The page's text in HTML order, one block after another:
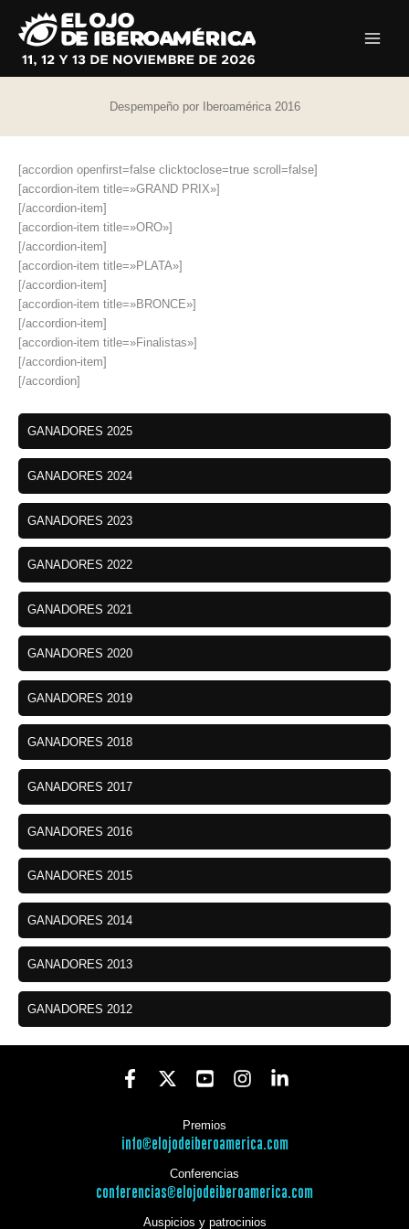
contenido
Despempeño por Iberoamérica 2016
[accordion openfirst=false clicktoclose=true scroll=false]
[accordion-item title=»GRAND PRIX»]
[/accordion-item]
[accordion-item title=»ORO»]
[/accordion-item]
[accordion-item title=»PLATA»]
[/accordion-item]
[accordion-item title=»BRONCE»]
[/accordion-item]
[accordion-item title=»Finalistas»]
[/accordion-item]
[/accordion]
GANADORES 2025
GANADORES 2024
GANADORES 2023
GANADORES 2022
GANADORES 2021
GANADORES 2020
GANADORES 2019
GANADORES 2018
GANADORES 2017
GANADORES 2016
GANADORES 2015
GANADORES 2014
GANADORES 2013
GANADORES 2012
Premios
info@elojodeiberoamerica.com
Conferencias
conferencias@elojodeiberoamerica.com
Auspicios y patrocinios